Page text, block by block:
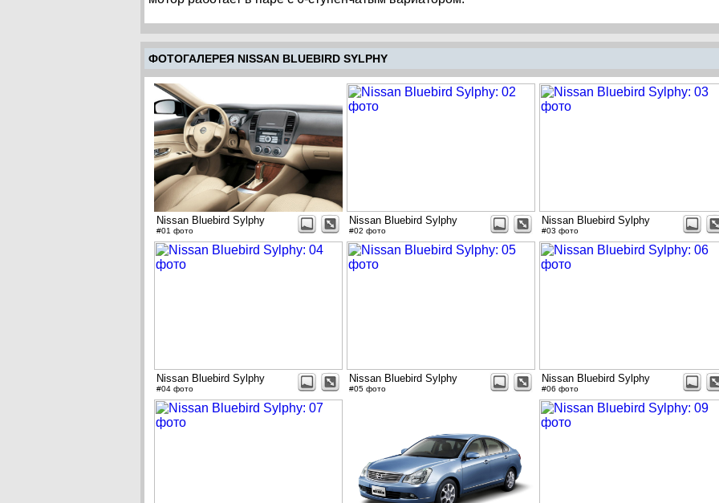
ФОТОГАЛЕРЕЯ NISSAN BLUEBIRD SYLPHY
Nissan Bluebird Sylphy
#01 фото
Nissan Bluebird Sylphy
#02 фото
Nissan Bluebird Sylphy
#03 фото
Nissan Bluebird Sylphy
#04 фото
Nissan Bluebird Sylphy
#05 фото
Nissan Bluebird Sylphy
#06 фото